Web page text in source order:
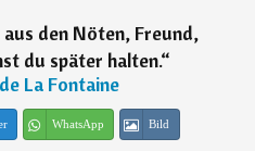
den Nöten, Freund,
du später halten.“
La Fontaine
WhatsApp Bild